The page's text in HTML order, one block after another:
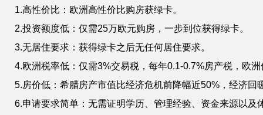
1.高性价比：欧洲高性价比购房获绿卡。
2.投资额度低：仅需25万欧元购房，一步到位获得绿卡。
3.无居住要求：获得绿卡之后无任何居住要求。
4.欧洲税率低：仅需3%交易税，每年0.1-0.7%房产税，欧
5.房价低：希腊房产市值比经济危机前降幅近50%，经济回
6.申请要求简单：无需证明学历、管理经验、资金来源以及